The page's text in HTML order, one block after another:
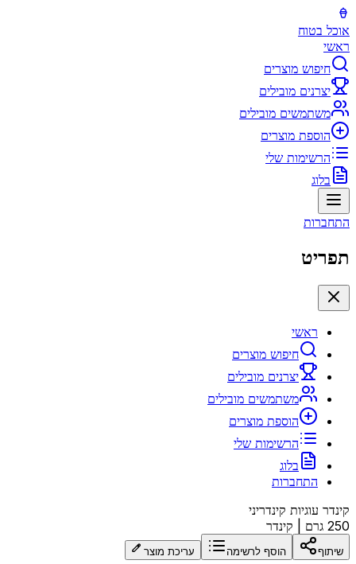
אוכל בטוח
ראשי
חיפוש מוצרים
יצרנים מובילים
משתמשים מובילים
הוספת מוצרים
הרשימות שלי
בלוג
התחברות
תפריט
ראשי
חיפוש מוצרים
יצרנים מובילים
משתמשים מובילים
הוספת מוצרים
הרשימות שלי
בלוג
התחברות
קינדר עוגיות קינדריני
250 גרם
קינדר
שיתוף הוסף לרשימה עריכת מוצר